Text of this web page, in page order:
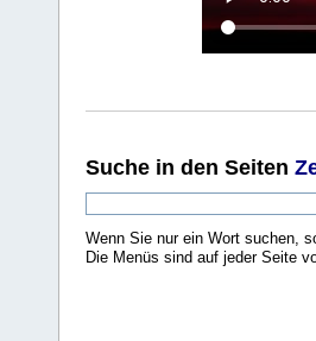
Suche in den Seiten
Wenn Sie nur ein Wort suchen,
Die Menüs sind auf jeder Seite